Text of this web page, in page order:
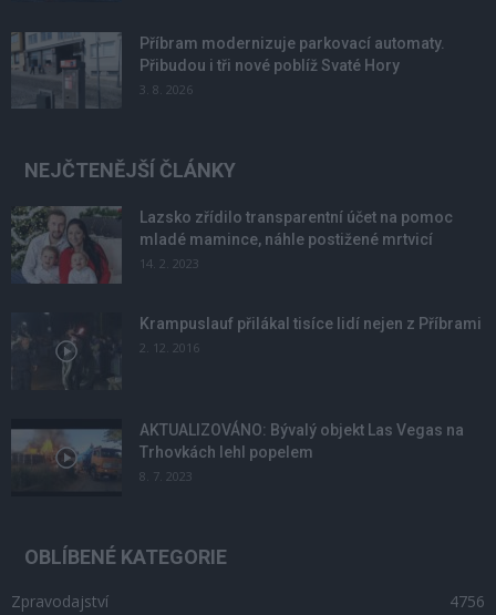
Příbram modernizuje parkovací automaty.
Přibudou i tři nové poblíž Svaté Hory
3. 8. 2026
NEJČTENĚJŠÍ ČLÁNKY
Lazsko zřídilo transparentní účet na pomoc
mladé mamince, náhle postižené mrtvicí
14. 2. 2023
Krampuslauf přilákal tisíce lidí nejen z Příbrami
2. 12. 2016
AKTUALIZOVÁNO: Bývalý objekt Las Vegas na
Trhovkách lehl popelem
8. 7. 2023
OBLÍBENÉ KATEGORIE
Zpravodajství
4756